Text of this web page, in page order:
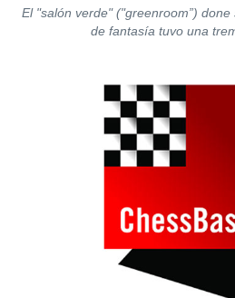
El "salón verde" ("greenroom”)
de fantasía tuvo una